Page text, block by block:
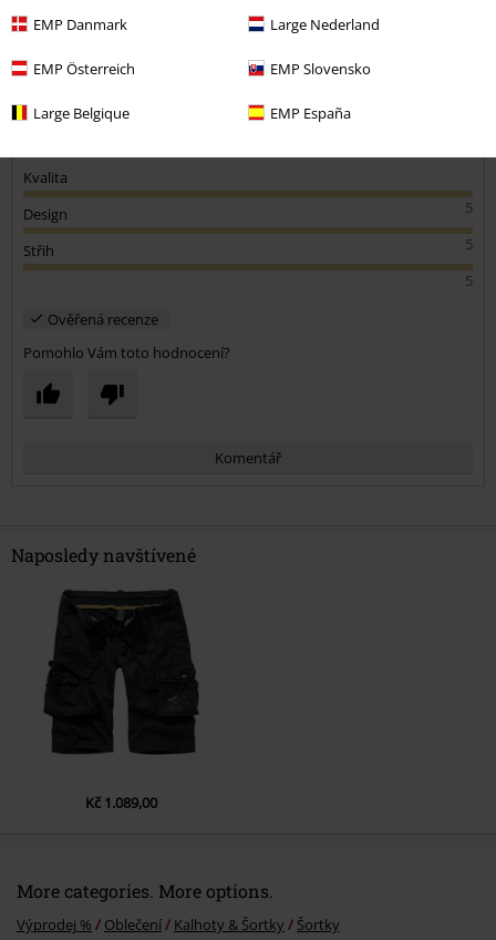
EMP Danmark Large Nederland
EMP Österreich EMP Slovensko
Large Belgique EMP España
Jana
Kvalita
5
Design
5
Střih
5
Ověřená recenze
Pomohlo Vám toto hodnocení?
Komentář
Odeslat komentář
Naposledy navštívené
Kč 1.089,00
More categories. More options.
Výprodej % Oblečení Kalhoty & Šortky Šortky